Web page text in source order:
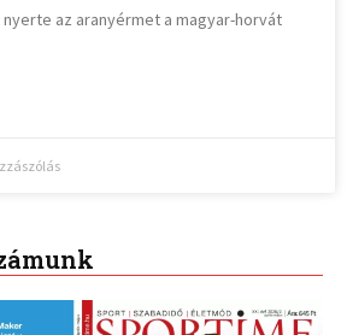
az aranyérmet a magyar-horvát